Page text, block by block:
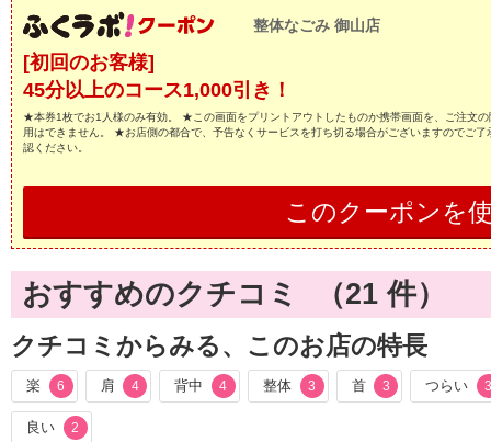
整体なごみ 御山店
[初回のお客様]
45分以上のコース1,000引き！
★本券1枚でお1人様のみ有効。 ★この画面をプリントアウトしたものか携帯画面を、ご注文
用はできません。 ★お店側の都合で、予告なくサービスを打ち切る場合がございますのでご
認ください。
このクーポンを
おすすめのクチコミ （21 件）
クチコミからみる、このお店の特長
楽 6 肩 4 背中 4 整体 3 首 3 つらい
良い 2